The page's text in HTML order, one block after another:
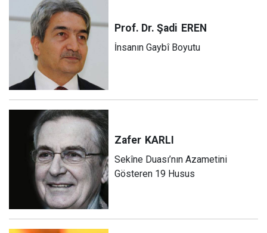
Prof. Dr. Şadi EREN
İnsanın Gaybî Boyutu
Zafer KARLI
Sekîne Duası’nın Azametini
Gösteren 19 Husus